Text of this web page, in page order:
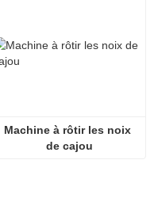
Machine à rôtir les noix
de cajou